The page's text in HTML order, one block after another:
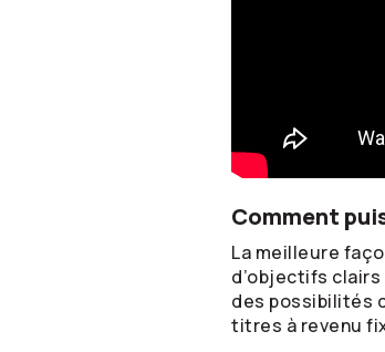
Comment
La meilleure
d’objectifs
des possibilités
titres à revenu